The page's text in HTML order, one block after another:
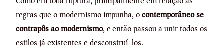
regras que o modernismo impunha, ocontemporâneo se
contrapôs ao modernismo, e então passou a unir todos os
estilos já existentes e desconstruí-los.